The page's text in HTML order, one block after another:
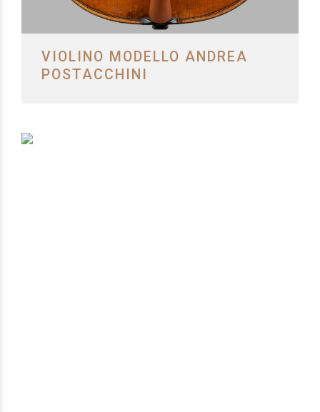
VIOLINO MODELLO ANDREA
POSTACCHINI